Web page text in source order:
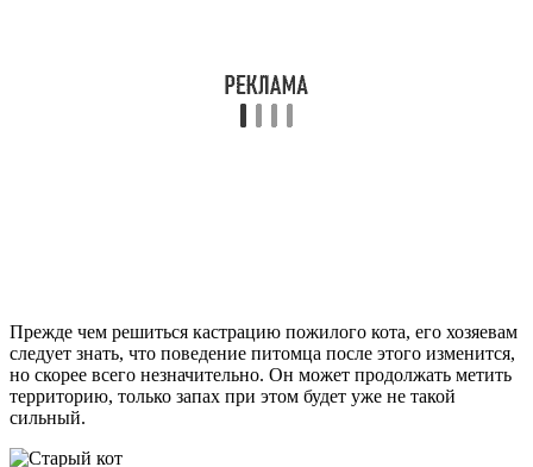
Прежде чем решиться кастрацию пожилого кота, его хозяевам
следует знать, что поведение питомца после этого изменится,
но скорее всего незначительно. Он может продолжать метить
территорию, только запах при этом будет уже не такой
сильный.